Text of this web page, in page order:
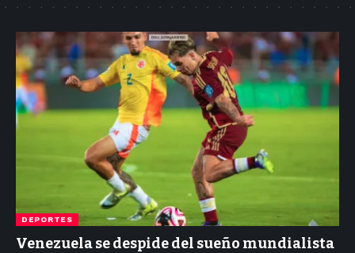
DEPORTES
Venezuela se despide del sueño mundialista